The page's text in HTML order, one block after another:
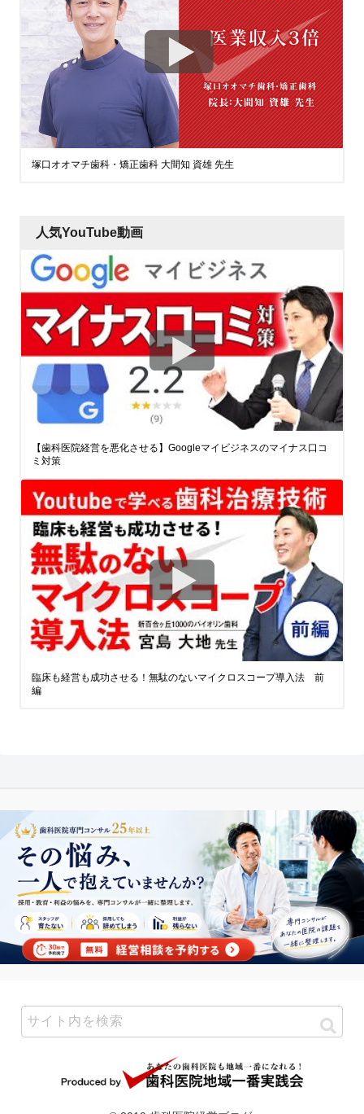
塚口オオマチ歯科・矯正歯科 大間知 資雄 先生
人気YouTube動画
【歯科医院経営を悪化させる】Googleマイビジネスのマイナス口コ
ミ対策
臨床も経営も成功させる！無駄のないマイクロスコープ導入法 前
編